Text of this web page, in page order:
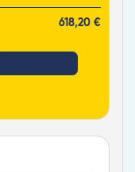
618,20 €